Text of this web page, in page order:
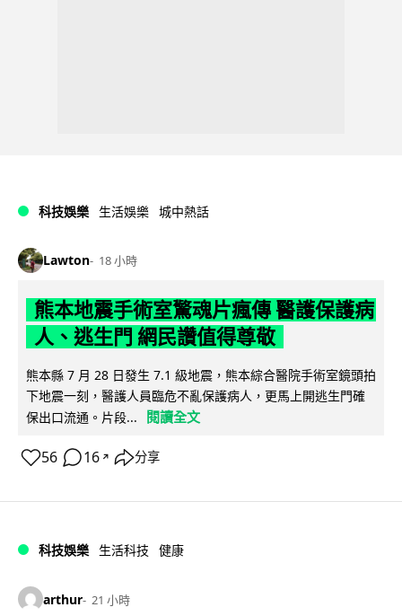
科技娛樂 生活娛樂 城中熱話
Lawton 18 小時
熊本地震手術室驚魂片瘋傳 醫護保護病
人、逃生門 網民讚值得尊敬
熊本縣 7 月 28 日發生 7.1 級地震，熊本綜合醫院手術室鏡頭拍
下地震一刻，醫護人員臨危不亂保護病人，更馬上開逃生門確
保出口流通。片段...
閱讀全文
56 16 ↗ 分享
科技娛樂 生活科技 健康
arthur 21 小時